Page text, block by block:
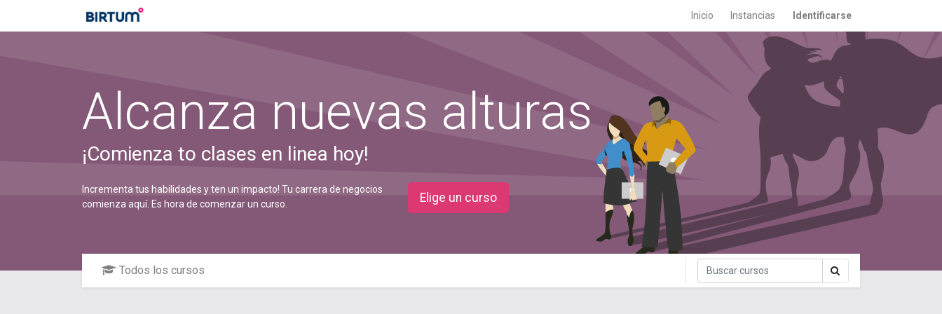
Inicio Instancias Identificarse
Alcanza nuevas alturas
¡Comienza to clases en linea hoy!
Incrementa tus habilidades y ten un impacto! Tu carrera de negocios
comienza aquí. Es hora de comenzar un curso.
Elige un curso
Todos los cursos